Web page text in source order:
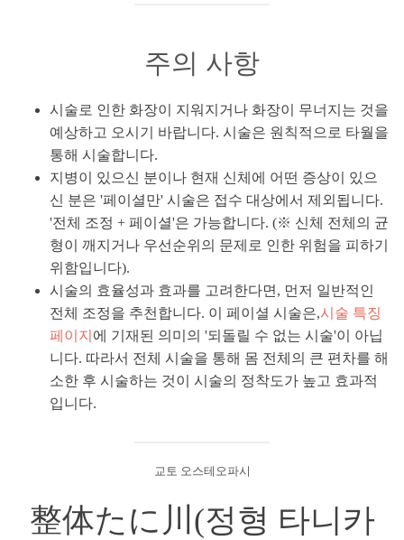
주의 사항
시술로 인한 화장이 지워지거나 화장이 무너지는 것을
예상하고 오시기 바랍니다. 시술은 원칙적으로 타월을
통해 시술합니다.
지병이 있으신 분이나 현재 신체에 어떤 증상이 있으
신 분은 '페이셜만' 시술은 접수 대상에서 제외됩니다.
'전체 조정 + 페이셜'은 가능합니다. (※ 신체 전체의 균
형이 깨지거나 우선순위의 문제로 인한 위험을 피하기
위함입니다).
시술의 효율성과 효과를 고려한다면, 먼저 일반적인
전체 조정을 추천합니다. 이 페이셜 시술은,시술 특징
페이지 에 기재된 의미의 '되돌릴 수 없는 시술'이 아닙
니다. 따라서 전체 시술을 통해 몸 전체의 큰 편차를 해
소한 후 시술하는 것이 시술의 정착도가 높고 효과적
입니다.
교토 오스테오파시
整体たに川(정형 타니카